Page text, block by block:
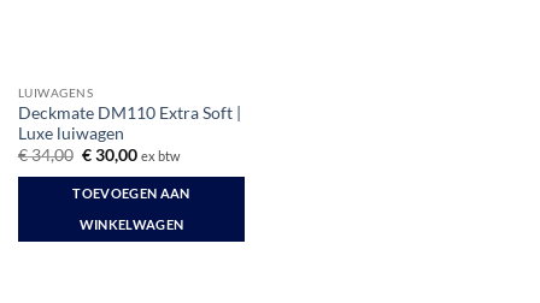
LUIWAGENS
Deckmate DM110 Extra Soft |
Luxe luiwagen
€34,00 Oorspronkelijke
was:
€ 34,00.
€30,00Huidige
is:
€ 30,00.
ex btw
TOEVOEGEN AAN
WINKELWAGEN